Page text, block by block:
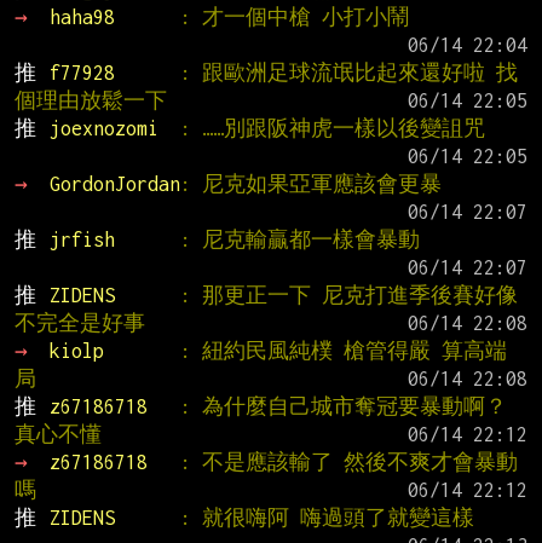
→
haha98
: 才一個中槍 小打小鬧
推
f77928
: 跟歐洲足球流氓比起來還好啦 找
個理由放鬆一下
推
joexnozomi
: ……別跟阪神虎一樣以後變詛咒
→
GordonJordan: 尼克如果亞軍應該會更暴
推
jrfish
: 尼克輸贏都一樣會暴動
推
ZIDENS
: 那更正一下 尼克打進季後賽好像
不完全是好事
→
kiolp
: 紐約民風純樸 槍管得嚴 算高端
局
推
z67186718
: 為什麼自己城市奪冠要暴動啊？
真心不懂
→
z67186718
: 不是應該輸了 然後不爽才會暴動
嗎
推
ZIDENS
: 就很嗨阿 嗨過頭了就變這樣